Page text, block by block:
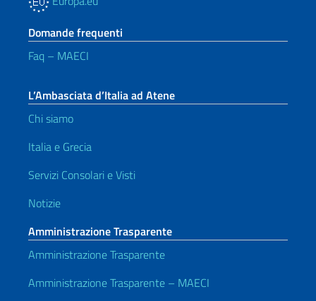
Domande frequenti
Faq – MAECI
L’Ambasciata d’Italia ad Atene
Chi siamo
Italia e Grecia
Servizi Consolari e Visti
Notizie
Amministrazione Trasparente
Amministrazione Trasparente
Amministrazione Trasparente – MAECI